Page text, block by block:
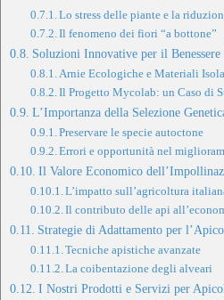
Lo stress delle piante e la
Il fenomeno dei fiori “a bottone”
Soluzioni Innovative per il
Arnie Ecologiche e Materiali
Il Progetto Mycolab: un Caso di
L’Importanza della Selezione
Preservare le specie autoctone
Errori e opportunità nel
Il Valore Economico
L’impatto sull’agricoltura
Il contributo delle api
Strategie di Adattamento per
Tecniche apistiche avanzate
La coibentazione degli alveari
I Nostri Prodotti e Servizi per